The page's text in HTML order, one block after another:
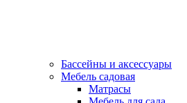
Бассейны и аксессуары
Мебель садовая
Матрасы